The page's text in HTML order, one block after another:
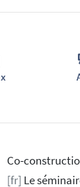
Co-
[fr] Le